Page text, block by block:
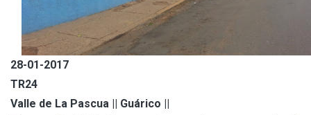
28-01-2017
TR24
Valle de La Pascua || Guárico ||